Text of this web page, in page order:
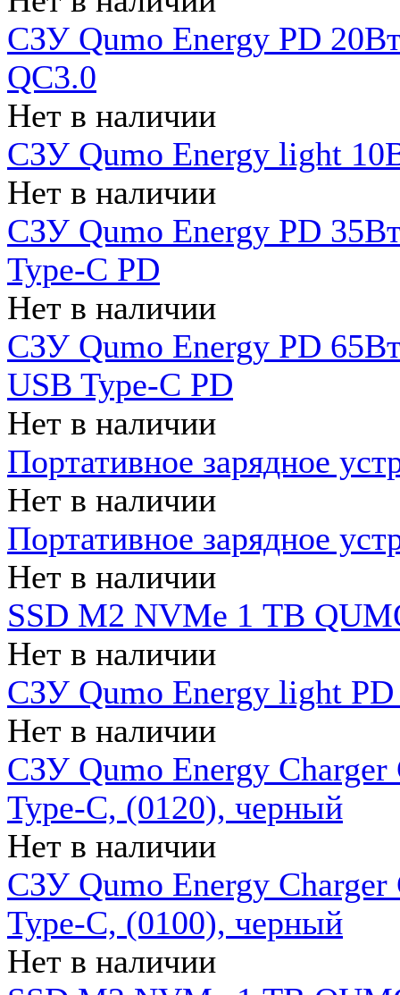
СЗУ Qumo Energy PD
QC3.0
Нет в наличии
СЗУ Qumo Energy light
Нет в наличии
СЗУ Qumo Energy PD
Type-C PD
Нет в наличии
СЗУ Qumo Energy PD
USB Type-C PD
Нет в наличии
Портативное зарядное
Нет в наличии
Портативное зарядное
Нет в наличии
SSD M2 NVMe 1 ТB
Нет в наличии
СЗУ Qumo Energy light PD
Нет в наличии
СЗУ Qumo Energy
Type-C, (0120), черный
Нет в наличии
СЗУ Qumo Energy
Type-C, (0100), черный
Нет в наличии